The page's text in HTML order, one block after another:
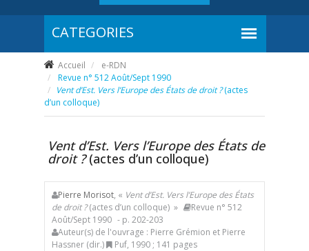
Accueil
e-RDN
Revue n° 512 Août/Sept 1990
Vent d’Est. Vers l’Europe des États de droit ?(actes
d’un colloque)
Vent d’Est. Vers l’Europe des États de
droit ?(actes d’un colloque)
Pierre Morisot, « Vent d’Est. Vers l’Europe des États
de droit ?(actes d’un colloque) »
Revue n° 512
Août/Sept 1990 - p. 202-203
Auteur(s) de l'ouvrage : Pierre Grémion et Pierre
Hassner (dir.)
Puf, 1990 ; 141 pages